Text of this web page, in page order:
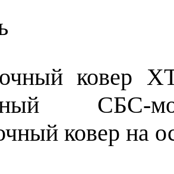
ковер
СБС-
ковер на